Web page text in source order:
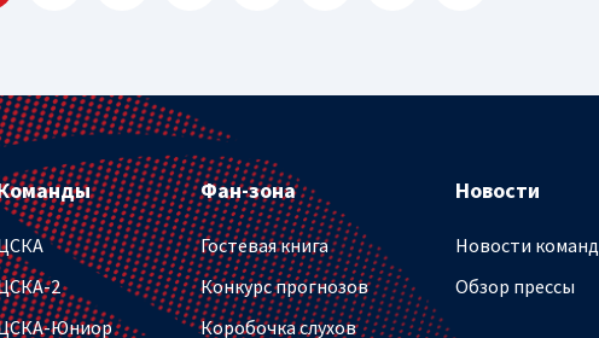
2
Юниор
Фан-зона
Гостевая книга
Конкурс прогнозов
Коробочка слухов
Новости
Новости команд
Обзор прессы